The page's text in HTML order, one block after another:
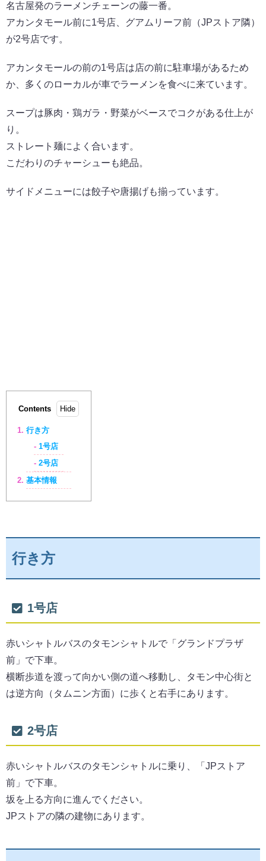
名古屋発のラーメンチェーンの藤一番。
アカンタモール前に1号店、グアムリーフ前（JPストア隣）
が2号店です。
アカンタモールの前の1号店は店の前に駐車場があるため
か、多くのローカルが車でラーメンを食べに来ています。
スープは豚肉・鶏ガラ・野菜がベースでコクがある仕上が
り。
ストレート麺によく合います。
こだわりのチャーシューも絶品。
サイドメニューには餃子や唐揚げも揃っています。
Contents
行き方
1号店
2号店
基本情報
行き方
1号店
赤いシャトルバスのタモンシャトルで「グランドプラザ
前」で下車。
横断歩道を渡って向かい側の道へ移動し、タモン中心街と
は逆方向（タムニン方面）に歩くと右手にあります。
2号店
赤いシャトルバスのタモンシャトルに乗り、「JPストア
前」で下車。
坂を上る方向に進んでください。
JPストアの隣の建物にあります。